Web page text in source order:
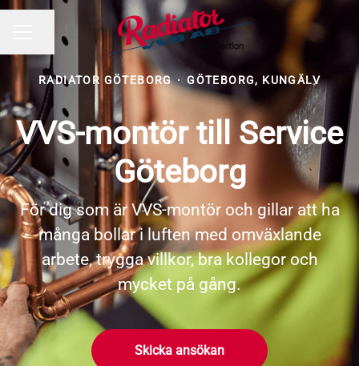
KARRIÄRMENY
Dela sidan
RADIATOR GÖTEBORG · GÖTEBORG, KUNGÄLV
VVS-montör till Service
Göteborg
För dig som är VVS-montör och gillar att ha
många bollar i luften med omväxlande
arbete, trygga villkor, bra kollegor och
mycket på gång.
Skicka ansökan